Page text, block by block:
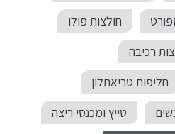
חולצות פולו
רכיבה
חליפות טריאתלון
טייץ ומכנסי ריצה